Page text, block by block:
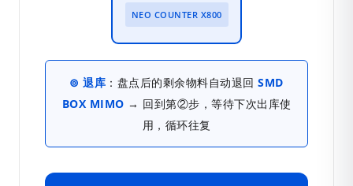
NEO COUNTER X800
⊚ 退库 ：盘点后的剩余物料自动退回SMD
BOX MIMO → 回到第②步，等待下次出库使
用，循环往复